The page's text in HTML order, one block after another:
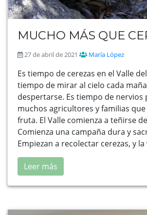
MUCHO MÁS QUE
27 de abril de 2021 María López
Es tiempo de cerezas en el Valle
tiempo de mirar al cielo cada
despertarse. Es tiempo de nervios
muchos agricultores y familias que
fruta. El Valle comienza a teñirse
Comienza una campaña dura y
Empiezan a recolectar cerezas, y
Leer más